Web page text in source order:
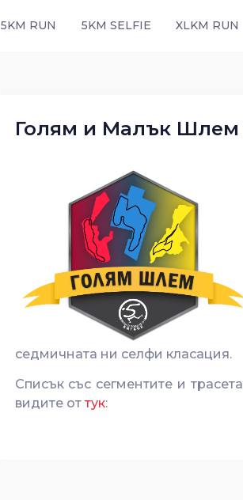
5KM RUN 5KM SELFIE XLKM RUN
Голям и Малък Шлем
седмичната ни селфи класация.
Списък със сегментите и
видите оттук: